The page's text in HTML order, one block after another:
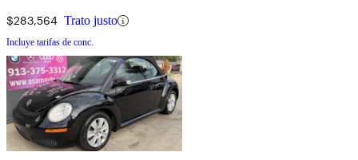
$283,564 Trato justo
Incluye tarifas de conc.